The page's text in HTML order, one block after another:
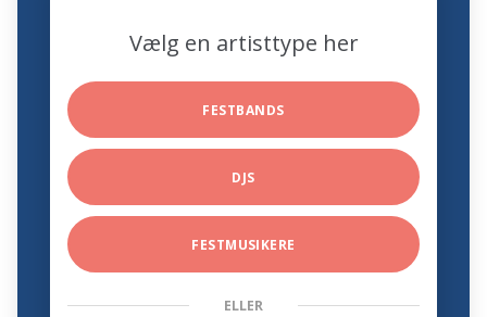
Vælg en artisttype her
FESTBANDS
DJS
FESTMUSIKERE
ELLER